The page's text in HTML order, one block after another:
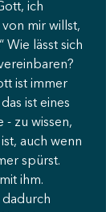
ich
mir willst,
Wie lässt sich
ist immer
ist eines
zu wissen,
auch wenn
spürst.
ihm.
dadurch